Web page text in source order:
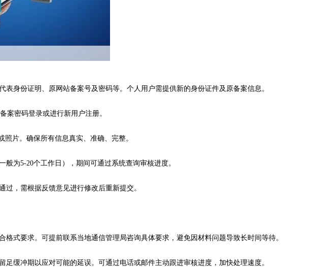
身份证明、原网站备案号及密码等。个人用户需提供新的身份证件及原备案信息。
案密码登录或进行新用户注册。
片。确保所有信息真实、准确、完整。
为5-20个工作日），期间可通过系统查询审核进度。
，需根据反馈意见进行修改后重新提交。
式要求。可提前联系当地通信管理局咨询具体要求，避免因材料问题导致长时间等待。
缓冲期以应对可能的延误。可通过电话或邮件主动跟进审核进度，加快处理速度。